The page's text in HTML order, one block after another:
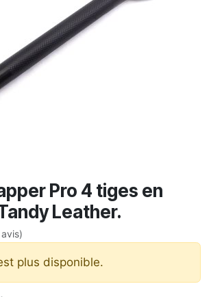
Pro 4 tiges en
Leather.
plus disponible.